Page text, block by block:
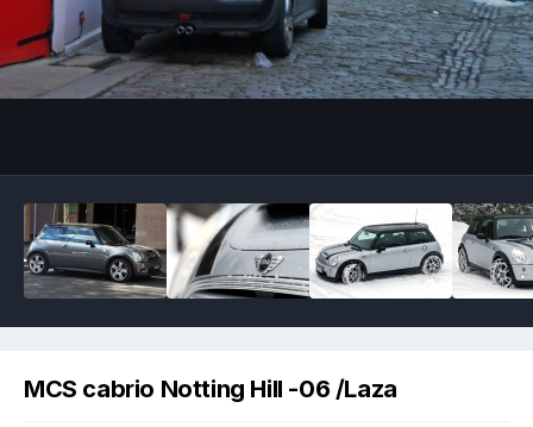
MCS cabrio Notting Hill -06 /Laza